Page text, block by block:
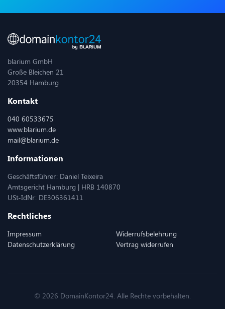
blarium GmbH
Große Bleichen 21
20354 Hamburg
Kontakt
040 60533675
www.blarium.de
mail@blarium.de
Informationen
Geschäftsführer: Daniel Teixeira
Amtsgericht Hamburg | HRB 140870
USt-IdNr: DE306361411
Rechtliches
Impressum
Datenschutzerklärung
Widerrufsbelehrung
Vertrag widerrufen
© 2026 DomainKontor24. Alle Rechte vorbehalten.